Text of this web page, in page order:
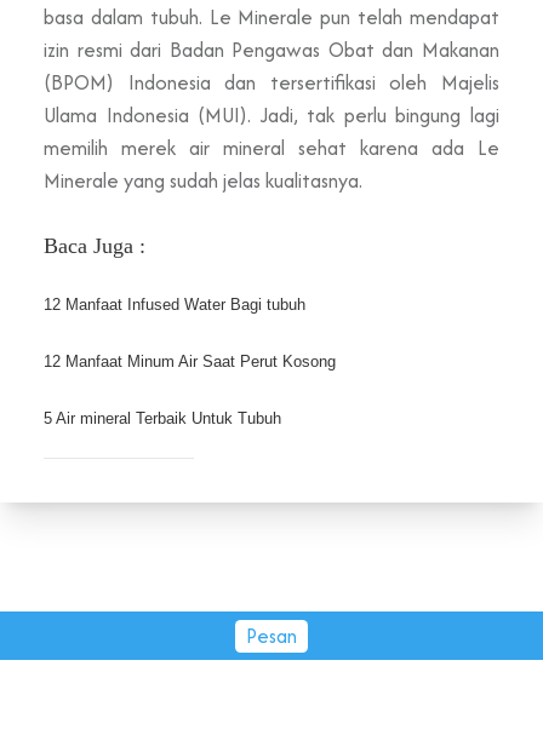
basa dalam tubuh. Le Minerale pun telah mendapat
izin resmi dari Badan Pengawas Obat dan Makanan
(BPOM) Indonesia dan tersertifikasi oleh Majelis
Ulama Indonesia (MUI). Jadi, tak perlu bingung lagi
memilih merek air mineral sehat karena ada Le
Minerale yang sudah jelas kualitasnya.
Baca Juga :
12 Manfaat Infused Water Bagi tubuh
12 Manfaat Minum Air Saat Perut Kosong
5 Air mineral Terbaik Untuk Tubuh
Pesan